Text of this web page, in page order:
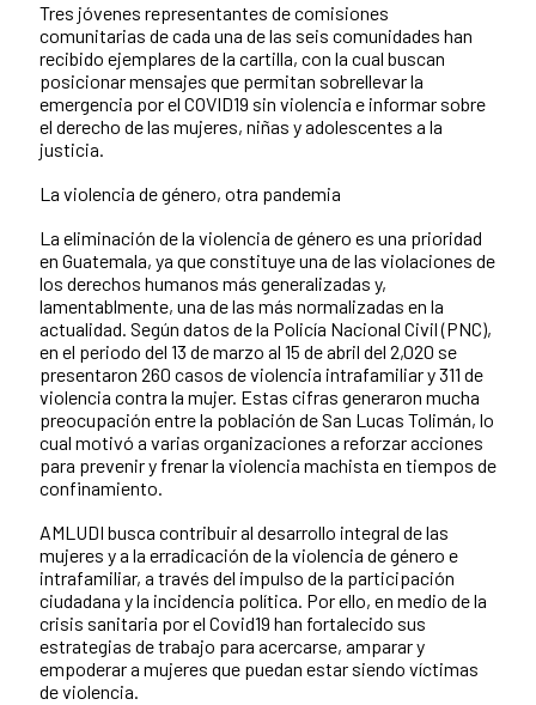
Tres jóvenes representantes de comisiones
comunitarias de cada una de las seis comunidades han
recibido ejemplares de la cartilla, con la cual buscan
posicionar mensajes que permitan sobrellevar la
emergencia por el COVID19 sin violencia e informar sobre
el derecho de las mujeres, niñas y adolescentes a la
justicia.
La violencia de género, otra pandemia
La eliminación de la violencia de género es una prioridad
en Guatemala, ya que constituye una de las violaciones de
los derechos humanos más generalizadas y,
lamentablmente, una de las más normalizadas en la
actualidad. Según datos de la Policía Nacional Civil (PNC),
en el periodo del 13 de marzo al 15 de abril del 2,020 se
presentaron 260 casos de violencia intrafamiliar y 311 de
violencia contra la mujer. Estas cifras generaron mucha
preocupación entre la población de San Lucas Tolimán, lo
cual motivó a varias organizaciones a reforzar acciones
para prevenir y frenar la violencia machista en tiempos de
confinamiento.
AMLUDI busca contribuir al desarrollo integral de las
mujeres y a la erradicación de la violencia de género e
intrafamiliar, a través del impulso de la participación
ciudadana y la incidencia política. Por ello, en medio de la
crisis sanitaria por el Covid19 han fortalecido sus
estrategias de trabajo para acercarse, amparar y
empoderar a mujeres que puedan estar siendo víctimas
de violencia.